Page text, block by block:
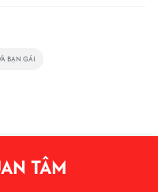
BẠN GÁI
TÂM